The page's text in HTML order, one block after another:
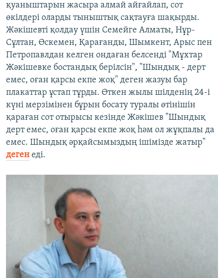
қуаныштарын жасыра алмай айғайлап, сот
өкілдері оларды тыныштық сақтауға шақырды.
Жәкішевті қолдау үшін Семейге Алматы, Нұр-
Сұлтан, Өскемен, Қарағанды, Шымкент, Арыс пен
Петропавлдан келген ондаған белсенді "Мұхтар
Жәкішевке бостандық берілсін", "Шындық - дерт
емес, оған қарсы екпе жоқ" деген жазуы бар
плакаттар ұстап тұрды. Өткен жылы шілденің 24-і
күні мерзімінен бұрын босату туралы өтінішін
қараған сот отырысы кезінде Жәкішев "Шындық
дерт емес, оған қарсы екпе жоқ һәм ол жұқпалы да
емес. Шындық әрқайсымыздың ішімізде жатыр"
деген еді.